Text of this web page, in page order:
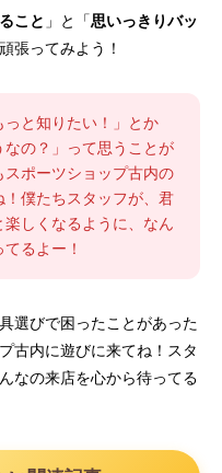
こと 」と「思いっきりバッ
張ってみよう！
っと知りたい！」とか
なの？」って思うことが
スポーツショップ古内の
！僕たちスタッフが、君
しくなるように、なん
るよー！
選びで困ったことがあった
古内に遊びに来てね！スタ
なの来店を心から待ってる